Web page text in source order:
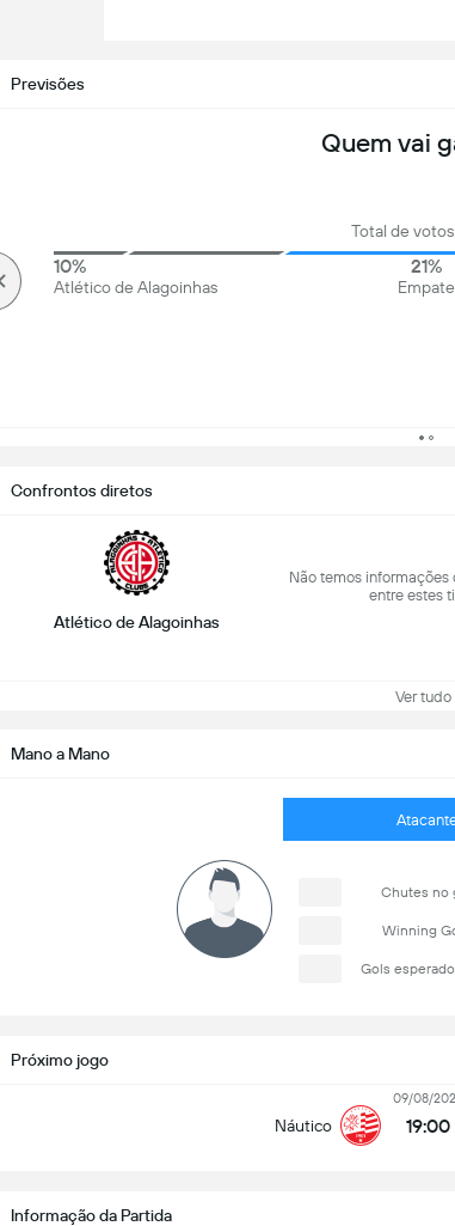
Próximo jogo
Náutico
09/08/
19:00
Mano a Mano
Chutes no
Winning
Gols
Informação da Partida
Previsões
Quem vai
Total de
10%
Atlético de Alagoinhas
21%
Empate
Confrontos diretos
Atlético de Alagoinhas
Não temos
entre estes
Ver tudo